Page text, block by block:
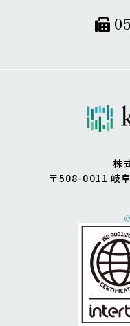
株
〒508-0011 岐